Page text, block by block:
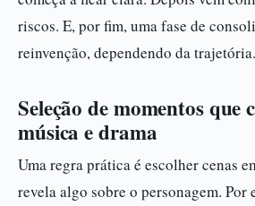
riscos. E, por fim, uma fase de
reinvenção, dependendo da trajetória.
Seleção de momentos que
música e drama
Uma regra prática é escolher cenas
revela algo sobre o personagem. Por